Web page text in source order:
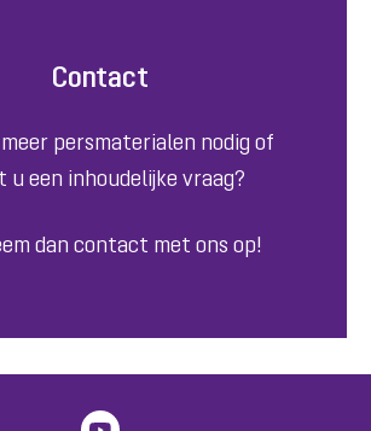
Contact
persmaterialen nodig of
u een inhoudelijke vraag?
dan contact met ons op!